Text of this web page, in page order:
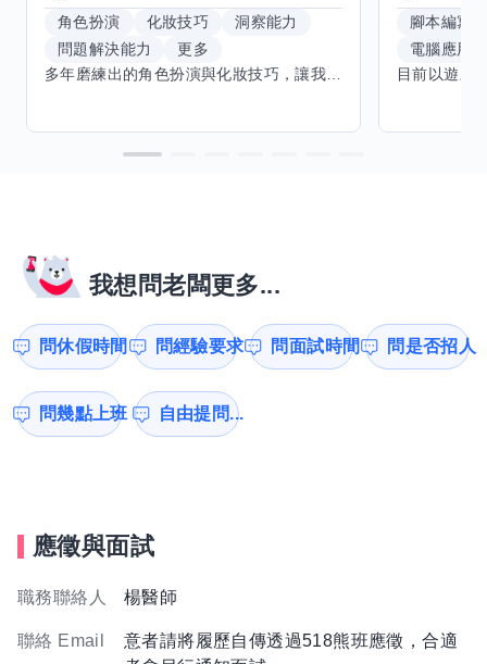
角色扮演 化妝技巧
洞察能力
問題解決能力
更多
腳本編寫
電腦應用
我想問老闆更多...
問休假時間 問經驗要求 問面試時間 問是否招人
問幾點上班 自由提問...
應徵與面試
職務聯絡人 楊醫師
聯絡 Email
意者請將履歷自傳透過518熊班應徵，合適